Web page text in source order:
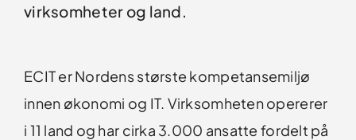
virksomheter og land.
ECIT er Nordens største kompetansemiljø
innen økonomi og IT. Virksomheten opererer
i 11 land og har cirka 3.000 ansatte fordelt på